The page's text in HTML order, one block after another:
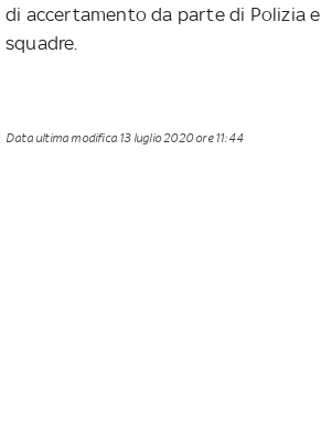
di accertamento da parte di Polizia
squadre.
Data ultima modifica 13 luglio 2020 ore 11:44